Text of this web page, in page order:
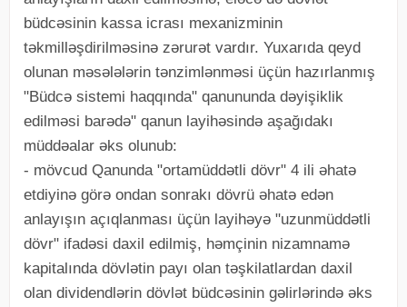
büdcəsinin kassa icrası mexanizminin
təkmilləşdirilməsinə zərurət vardır. Yuxarıda qeyd
olunan məsələlərin tənzimlənməsi üçün hazırlanmış
"Büdcə sistemi haqqında" qanununda dəyişiklik
edilməsi barədə" qanun layihəsində aşağıdakı
müddəalar əks olunub:
- mövcud Qanunda "ortamüddətli dövr" 4 ili əhatə
etdiyinə görə ondan sonrakı dövrü əhatə edən
anlayışın açıqlanması üçün layihəyə "uzunmüddətli
dövr" ifadəsi daxil edilmiş, həmçinin nizamnamə
kapitalında dövlətin payı olan təşkilatlardan daxil
olan dividendlərin dövlət büdcəsinin gəlirlərində əks